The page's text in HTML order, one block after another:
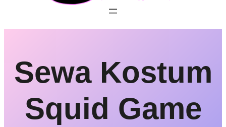
Sewa Kostum
Squid Game